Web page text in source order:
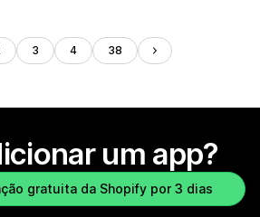
3 4 38
um app?
gratuita da Shopify por 3 dias